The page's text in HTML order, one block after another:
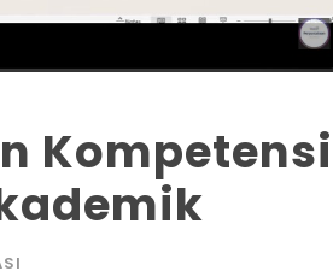
Kompetensi